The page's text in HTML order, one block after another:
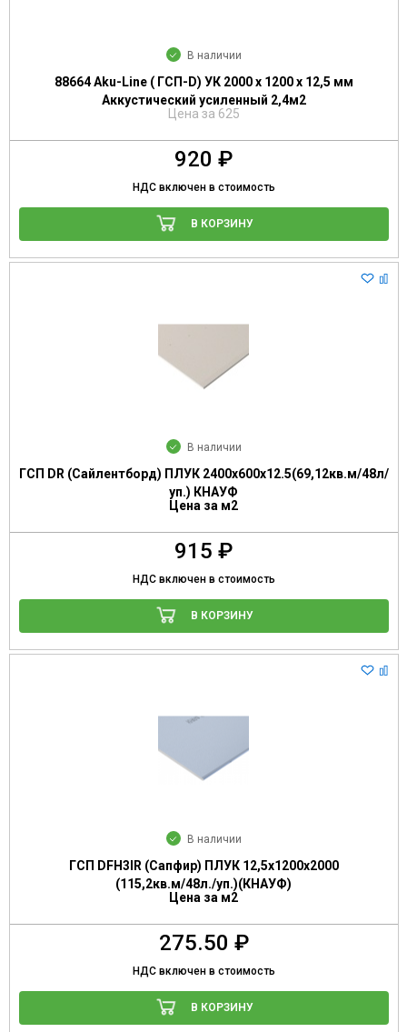
В наличии
88664 Aku-Line ( ГСП-D) УК 2000 х 1200 х 12,5 мм
Аккустический усиленный 2,4м2
Цена за 625
920 ₽
НДС включен в стоимость
В КОРЗИНУ
В наличии
ГСП DR (Сайлентборд) ПЛУК 2400х600х12.5(69,12кв.м/48л/
уп.) КНАУФ
Цена за м2
915 ₽
НДС включен в стоимость
В КОРЗИНУ
В наличии
ГСП DFН3IR (Сапфир) ПЛУК 12,5х1200х2000
(115,2кв.м/48л./уп.)(КНАУФ)
Цена за м2
275.50 ₽
НДС включен в стоимость
В КОРЗИНУ